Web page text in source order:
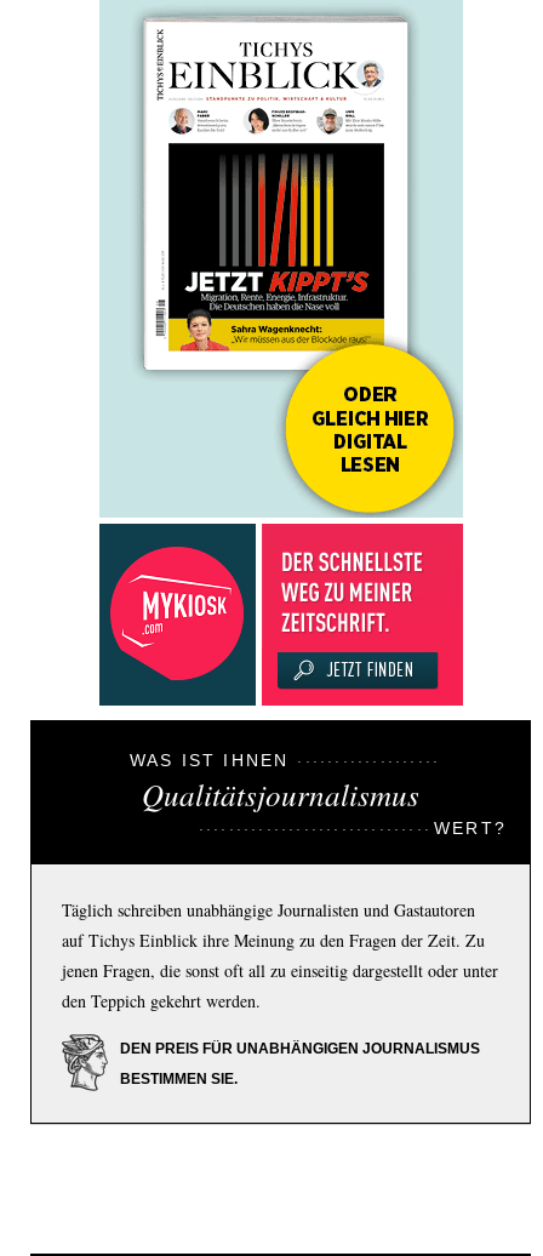
WAS IST IHNEN
Qualitätsjournalismus
WERT?
Täglich schreiben unabhängige Journalisten und Gastautoren
auf Tichys Einblick ihre Meinung zu den Fragen der Zeit. Zu
jenen Fragen, die sonst oft all zu einseitig dargestellt oder unter
den Teppich gekehrt werden.
DEN PREIS FÜR UNABHÄNGIGEN JOURNALISMUS
BESTIMMEN SIE.